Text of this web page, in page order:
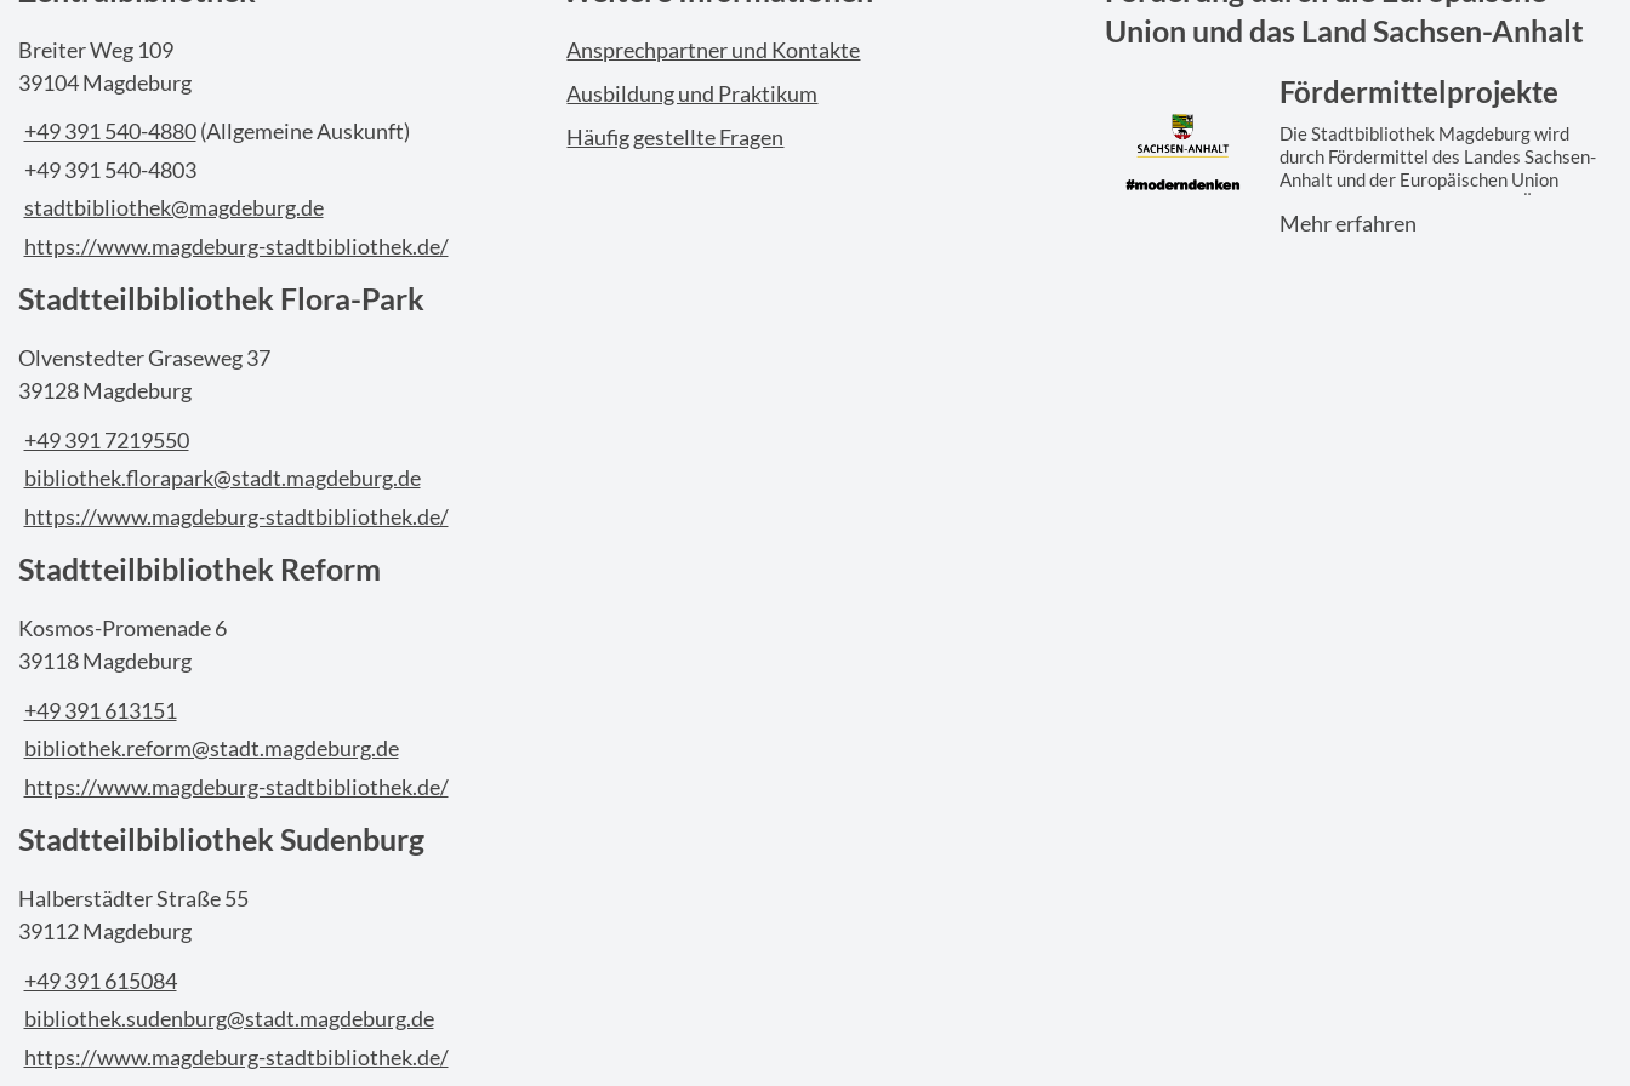
Breiter Weg 109
39104 Magdeburg
+49 391 540-4880 (Allgemeine Auskunft)
+49 391 540-4803
stadtbibliothek@magdeburg.de
https://www.magdeburg-stadtbibliothek.de/
Stadtteilbibliothek Flora-Park
Olvenstedter Graseweg 37
39128 Magdeburg
+49 391 7219550
bibliothek.florapark@stadt.magdeburg.de
https://www.magdeburg-stadtbibliothek.de/
Stadtteilbibliothek Reform
Kosmos-Promenade 6
39118 Magdeburg
+49 391 613151
bibliothek.reform@stadt.magdeburg.de
https://www.magdeburg-stadtbibliothek.de/
Stadtteilbibliothek Sudenburg
Halberstädter Straße 55
39112 Magdeburg
+49 391 615084
bibliothek.sudenburg@stadt.magdeburg.de
https://www.magdeburg-stadtbibliothek.de/
Ansprechpartner und Kontakte
Ausbildung und Praktikum
Häufig gestellte Fragen
Union und das Land Sachsen-Anhalt
Fördermittelprojekte
Die Stadtbibliothek Magdeburg wird
durch Fördermittel des Landes Sachsen-
Anhalt und der Europäischen Union
gefördert. Hier finden Sie eine Übersicht
der ...
Mehr erfahren